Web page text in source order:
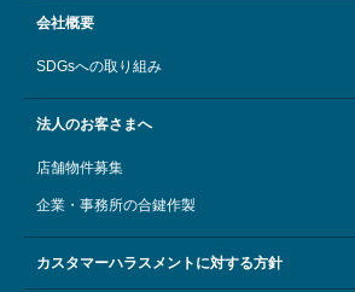
会社概要
SDGsへの取り組み
法人のお客さまへ
店舗物件募集
企業・事務所の合鍵作製
カスタマーハラスメントに対する方針